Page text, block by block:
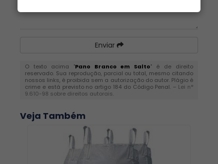
Enviar
O texto acima "Pano Branco em Salto" é de direito
reservado. Sua reprodução, parcial ou total, mesmo citando
nossos links, é proibida sem a autorização do autor. Plágio é
crime e está previsto no artigo 184 do Código Penal. – Lei n°
9.610-98 sobre direitos autorais.
Veja Também